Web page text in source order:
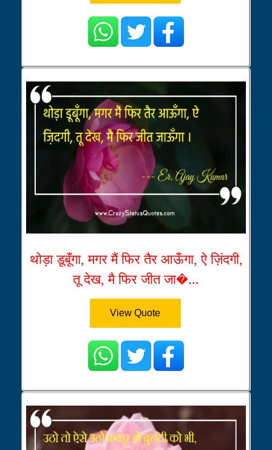
थोड़ा डूबूँगा, मगर मैं फिर तैर आऊँगा, ऐ ज़िंदगी,
तू देख, मै फिर जीत जा�...
View Quote